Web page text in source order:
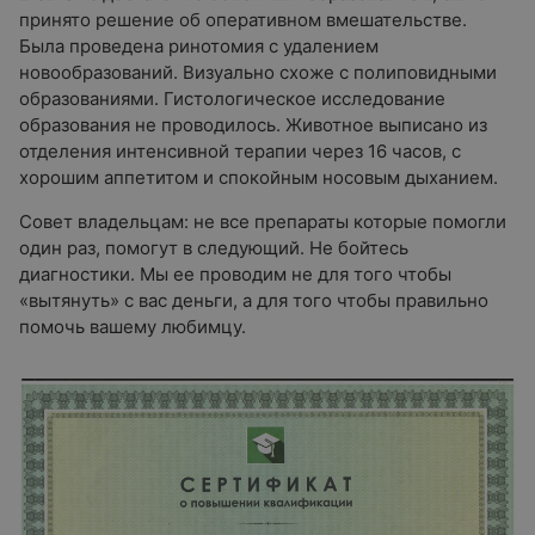
принято решение об оперативном вмешательстве.
Была проведена ринотомия с удалением
новообразований. Визуально схоже с полиповидными
образованиями. Гистологическое исследование
образования не проводилось. Животное выписано из
отделения интенсивной терапии через 16 часов, с
хорошим аппетитом и спокойным носовым дыханием.
Совет владельцам: не все препараты которые помогли
один раз, помогут в следующий. Не бойтесь
диагностики. Мы ее проводим не для того чтобы
«вытянуть» с вас деньги, а для того чтобы правильно
помочь вашему любимцу.